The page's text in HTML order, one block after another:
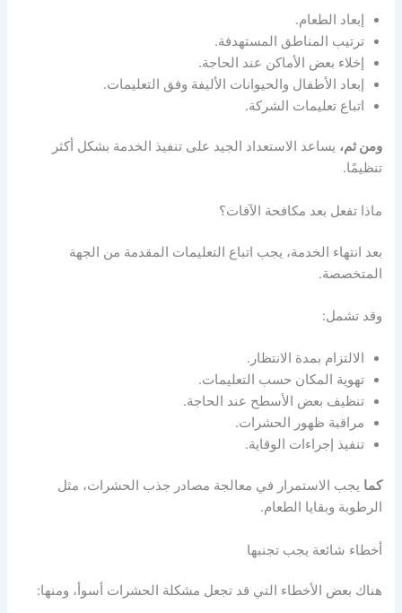
إبعاد الطعام.
ترتيب المناطق المستهدفة.
إخلاء بعض الأماكن عند الحاجة.
إبعاد الأطفال والحيوانات الأليفة وفق التعليمات.
اتباع تعليمات الشركة.
ومن ثم، يساعد الاستعداد الجيد على تنفيذ الخدمة بشكل أكثر
تنظيمًا.
ماذا تفعل بعد مكافحة الآفات؟
بعد انتهاء الخدمة، يجب اتباع التعليمات المقدمة من الجهة
المتخصصة.
وقد تشمل:
الالتزام بمدة الانتظار.
تهوية المكان حسب التعليمات.
تنظيف بعض الأسطح عند الحاجة.
مراقبة ظهور الحشرات.
تنفيذ إجراءات الوقاية.
كما يجب الاستمرار في معالجة مصادر جذب الحشرات، مثل
الرطوبة وبقايا الطعام.
أخطاء شائعة يجب تجنبها
هناك بعض الأخطاء التي قد تجعل مشكلة الحشرات أسوأ، ومنها: